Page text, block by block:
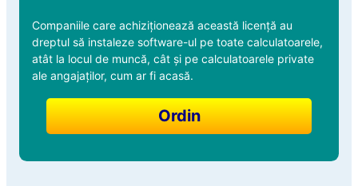
Companiile care achiziționează această licență au
dreptul să instaleze software-ul pe toate calculatoarele,
atât la locul de muncă, cât și pe calculatoarele private
ale angajaților, cum ar fi acasă.
Ordin